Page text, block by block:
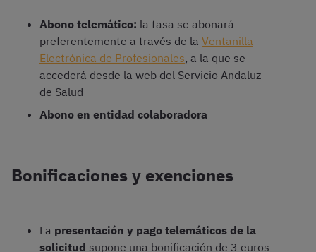
Abono telemático: la tasa se abonará
preferentemente a través de la Ventanilla
Electrónica de Profesionales, a la que se
accederá desde la web del Servicio Andaluz
de Salud
Abono en entidad colaboradora
Bonificaciones y exenciones
La presentación y pago telemáticos de la
solicitud supone una bonificación de 3 euros